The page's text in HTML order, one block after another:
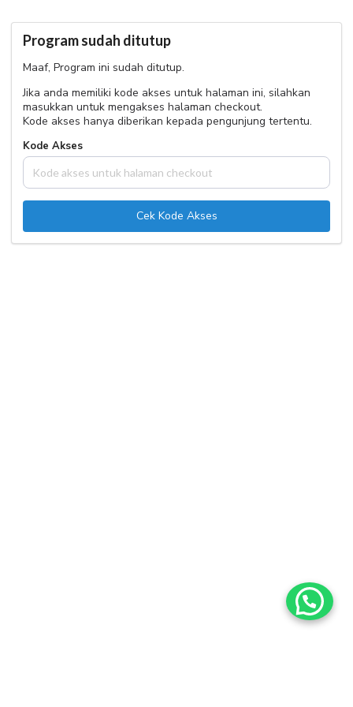
Program sudah ditutup
Maaf, Program ini sudah ditutup.
Jika anda memiliki kode akses untuk halaman ini, silahkan
masukkan untuk mengakses halaman checkout.
Kode akses hanya diberikan kepada pengunjung tertentu.
Kode Akses
Cek Kode Akses